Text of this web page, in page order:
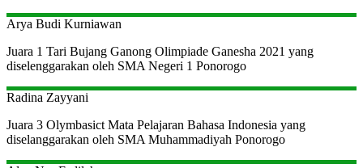
Arya Budi Kurniawan
Juara 1 Tari Bujang Ganong Olimpiade Ganesha 2021 yang
diselenggarakan oleh SMA Negeri 1 Ponorogo
Radina Zayyani
Juara 3 Olymbasict Mata Pelajaran Bahasa Indonesia yang
diselanggarakan oleh SMA Muhammadiyah Ponorogo